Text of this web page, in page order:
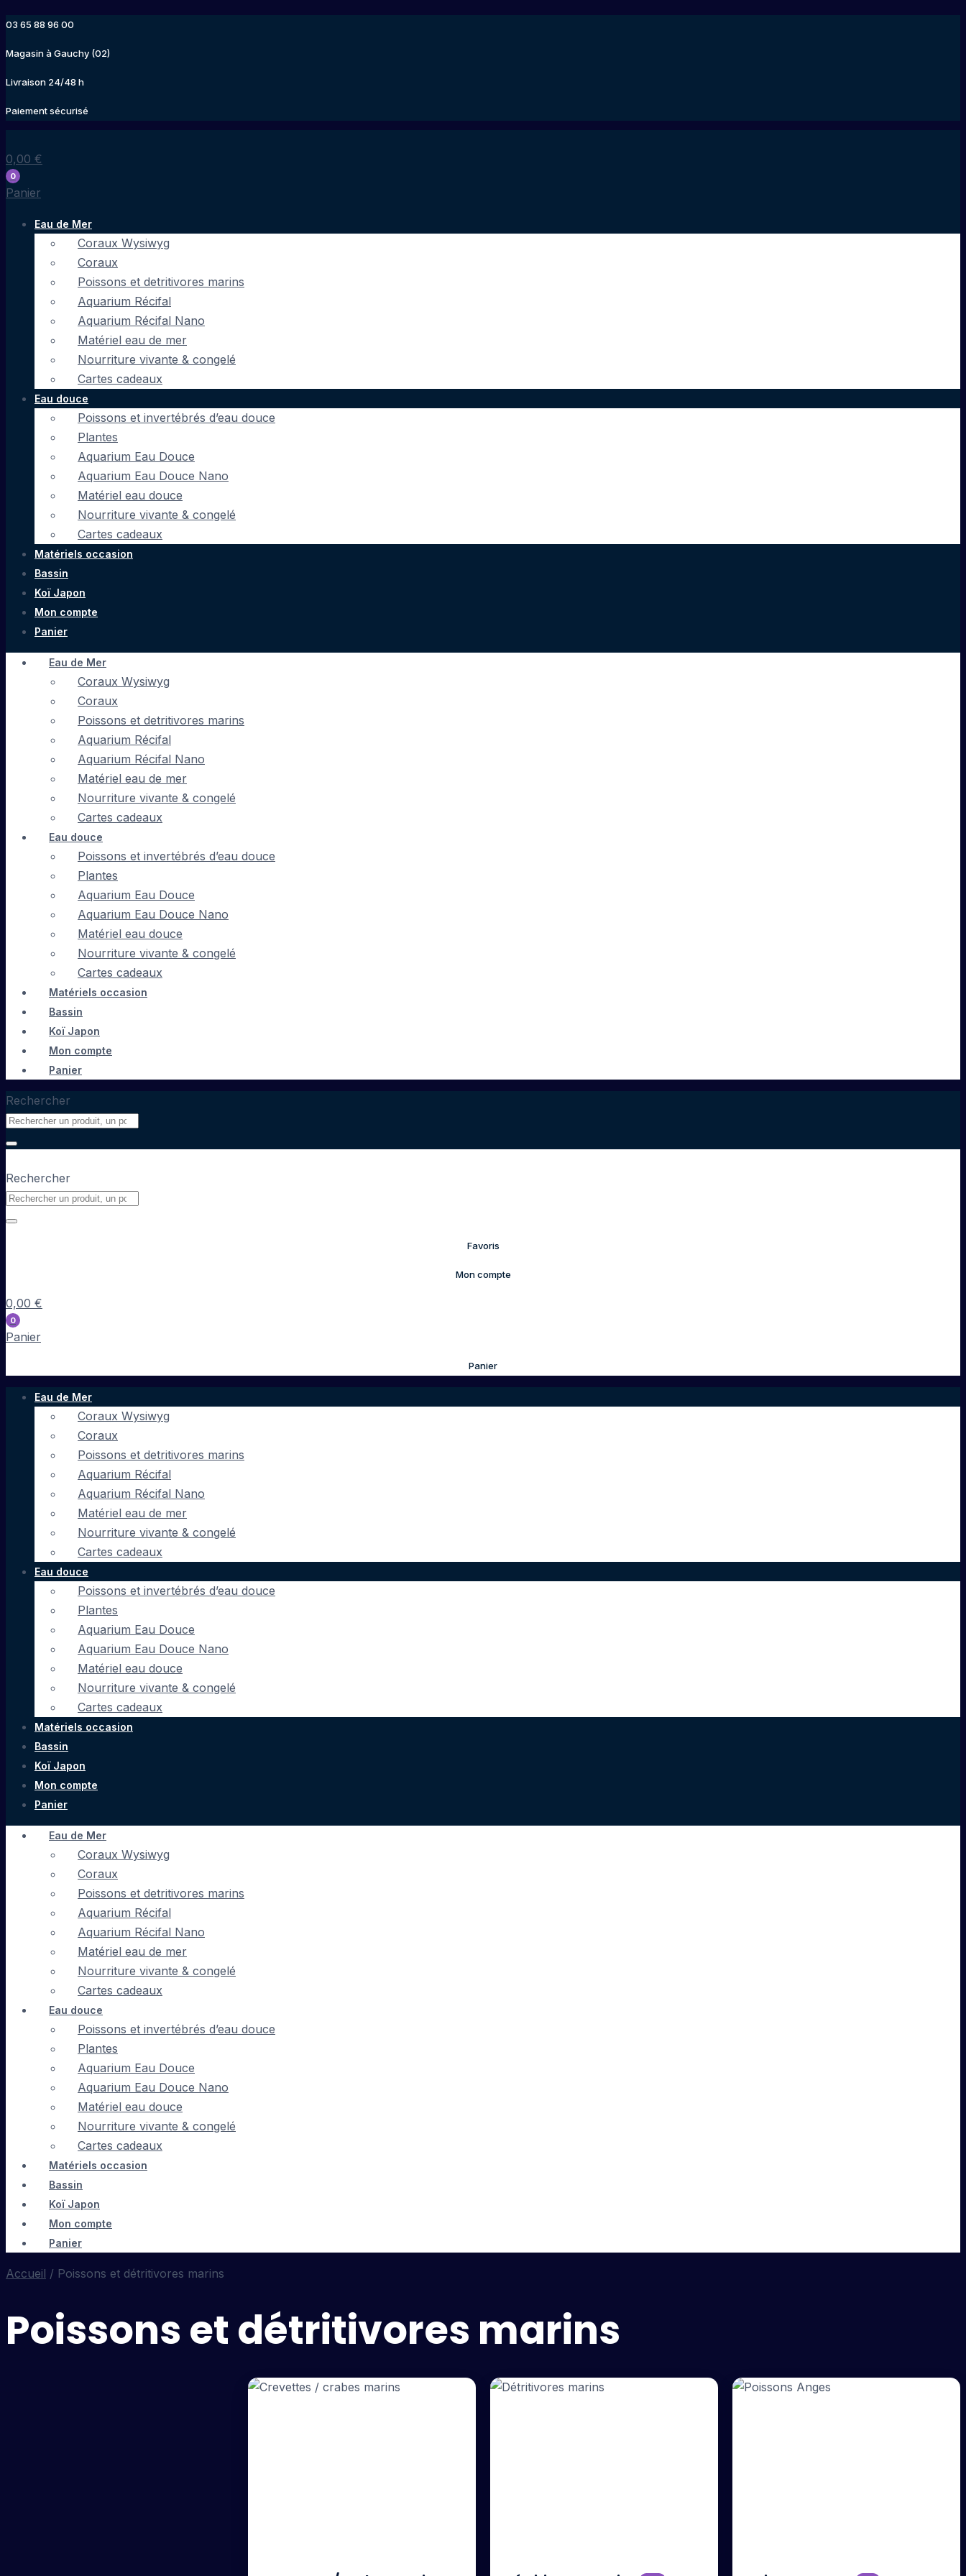
contenu
03 65 88 96 00
Magasin à Gauchy (02)
Livraison 24/48 h
Paiement sécurisé
0,00 €
0
Panier
Eau de Mer
Coraux Wysiwyg
Coraux
Poissons et detritivores marins
Aquarium Récifal
Aquarium Récifal Nano
Matériel eau de mer
Nourriture vivante & congelé
Cartes cadeaux
Eau douce
Poissons et invertébrés d’eau douce
Plantes
Aquarium Eau Douce
Aquarium Eau Douce Nano
Matériel eau douce
Nourriture vivante & congelé
Cartes cadeaux
Matériels occasion
Bassin
Koï Japon
Mon compte
Panier
Eau de Mer
Coraux Wysiwyg
Coraux
Poissons et detritivores marins
Aquarium Récifal
Aquarium Récifal Nano
Matériel eau de mer
Nourriture vivante & congelé
Cartes cadeaux
Eau douce
Poissons et invertébrés d’eau douce
Plantes
Aquarium Eau Douce
Aquarium Eau Douce Nano
Matériel eau douce
Nourriture vivante & congelé
Cartes cadeaux
Matériels occasion
Bassin
Koï Japon
Mon compte
Panier
Rechercher
Rechercher
Favoris
Mon compte
0,00 €
0
Panier
Panier
Eau de Mer
Coraux Wysiwyg
Coraux
Poissons et detritivores marins
Aquarium Récifal
Aquarium Récifal Nano
Matériel eau de mer
Nourriture vivante & congelé
Cartes cadeaux
Eau douce
Poissons et invertébrés d’eau douce
Plantes
Aquarium Eau Douce
Aquarium Eau Douce Nano
Matériel eau douce
Nourriture vivante & congelé
Cartes cadeaux
Matériels occasion
Bassin
Koï Japon
Mon compte
Panier
Eau de Mer
Coraux Wysiwyg
Coraux
Poissons et detritivores marins
Aquarium Récifal
Aquarium Récifal Nano
Matériel eau de mer
Nourriture vivante & congelé
Cartes cadeaux
Eau douce
Poissons et invertébrés d’eau douce
Plantes
Aquarium Eau Douce
Aquarium Eau Douce Nano
Matériel eau douce
Nourriture vivante & congelé
Cartes cadeaux
Matériels occasion
Bassin
Koï Japon
Mon compte
Panier
Accueil / Poissons et détritivores marins
Poissons et détritivores marins